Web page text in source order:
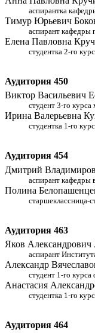
аспирантка
Тимур Юрьевич
аспирант кафедры
Елена Павловна
студентка 2-го
Аудитория 450
Виктор Васильевич
студент 3-го курса
Ирина Валерьевна
студентка 1-го
Аудитория 454
Дмитрий
аспирант кафедры
Полина
старшеклассница-
Аудитория 463
Яков Александрович
аспирант
Александр
студент 1-го
Анастасия
студентка 1-го
Аудитория 464